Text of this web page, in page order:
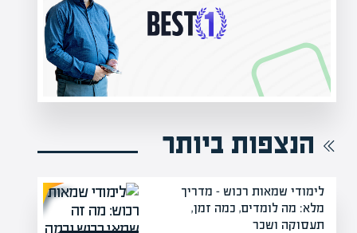
הקריירה החדשה שלך מעבר לפינה!
הנצפות ביותר
לימודי שמאות רכוש – מדריך
מלא: מה לומדים, כמה זמן,
תעסוקה ושכר